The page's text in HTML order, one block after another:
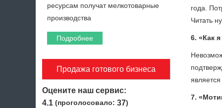
ресурсам получат мелкотоварные
производства
Подробнее
Продажа готового бизнеса
Оцените наш сервис:
4.1 (проголосовало: 37)
года.
Читать
6. «Как
7.